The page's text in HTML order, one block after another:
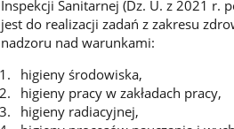
Inspekcji Sanitarnej (Dz. U. z 2021 r.
jest do realizacji zadań z zakresu
nadzoru nad warunkami:
higieny środowiska,
higieny pracy w zakładach pracy,
higieny radiacyjnej,